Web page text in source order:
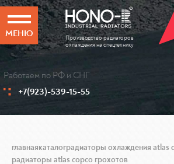
МЕНЮ
Производство радиаторов
охлаждения на спецтехнику
Работаем по РФ и СНГ
+7(923)-539-15-55
главнаякаталоградиаторы охлаждения atlas
радиаторы atlas copco грохотов